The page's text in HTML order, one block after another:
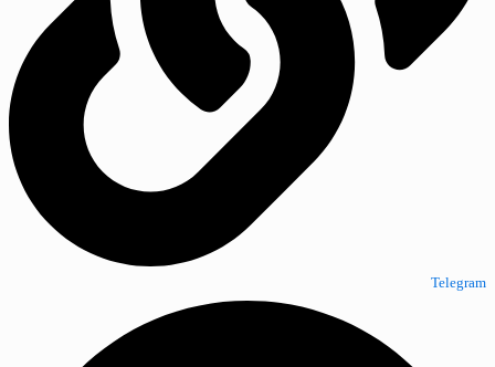
Telegram